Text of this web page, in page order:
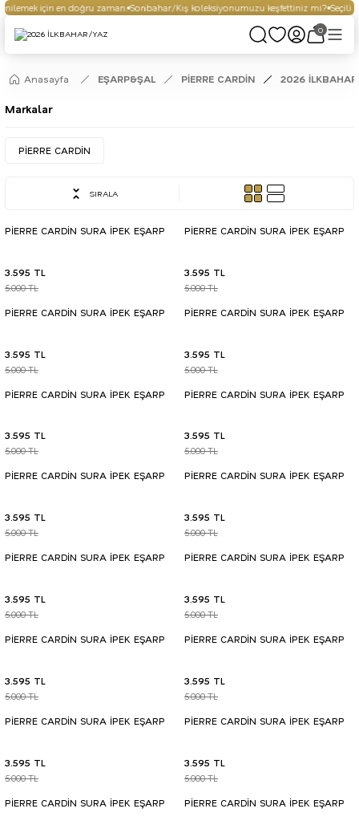
için en doğru zaman. Sonbahar/Kış koleksiyonumuzu keşfettiniz mi? Seçili
0
Anasayfa EŞARP&ŞAL PİERRE CARDİN 2026
Markalar
PİERRE CARDİN
SIRALA
PİERRE CARDİN SURA İPEK EŞARP
3.595 TL
5.000 TL
PİERRE CARDİN SURA İPEK EŞARP
3.595 TL
5.000 TL
PİERRE CARDİN SURA İPEK EŞARP
3.595 TL
5.000 TL
PİERRE CARDİN SURA İPEK EŞARP
3.595 TL
5.000 TL
PİERRE CARDİN SURA İPEK EŞARP
3.595 TL
5.000 TL
PİERRE CARDİN SURA İPEK EŞARP
3.595 TL
5.000 TL
PİERRE CARDİN SURA İPEK EŞARP
3.595 TL
5.000 TL
PİERRE CARDİN SURA İPEK EŞARP
3.595 TL
5.000 TL
PİERRE CARDİN SURA İPEK EŞARP
3.595 TL
5.000 TL
PİERRE CARDİN SURA İPEK EŞARP
3.595 TL
5.000 TL
PİERRE CARDİN SURA İPEK EŞARP
3.595 TL
5.000 TL
PİERRE CARDİN SURA İPEK EŞARP
3.595 TL
5.000 TL
PİERRE CARDİN SURA İPEK EŞARP
3.595 TL
5.000 TL
PİERRE CARDİN SURA İPEK EŞARP
3.595 TL
5.000 TL
PİERRE CARDİN SURA İPEK EŞARP PİERRE CARDİN SURA İPEK EŞARP